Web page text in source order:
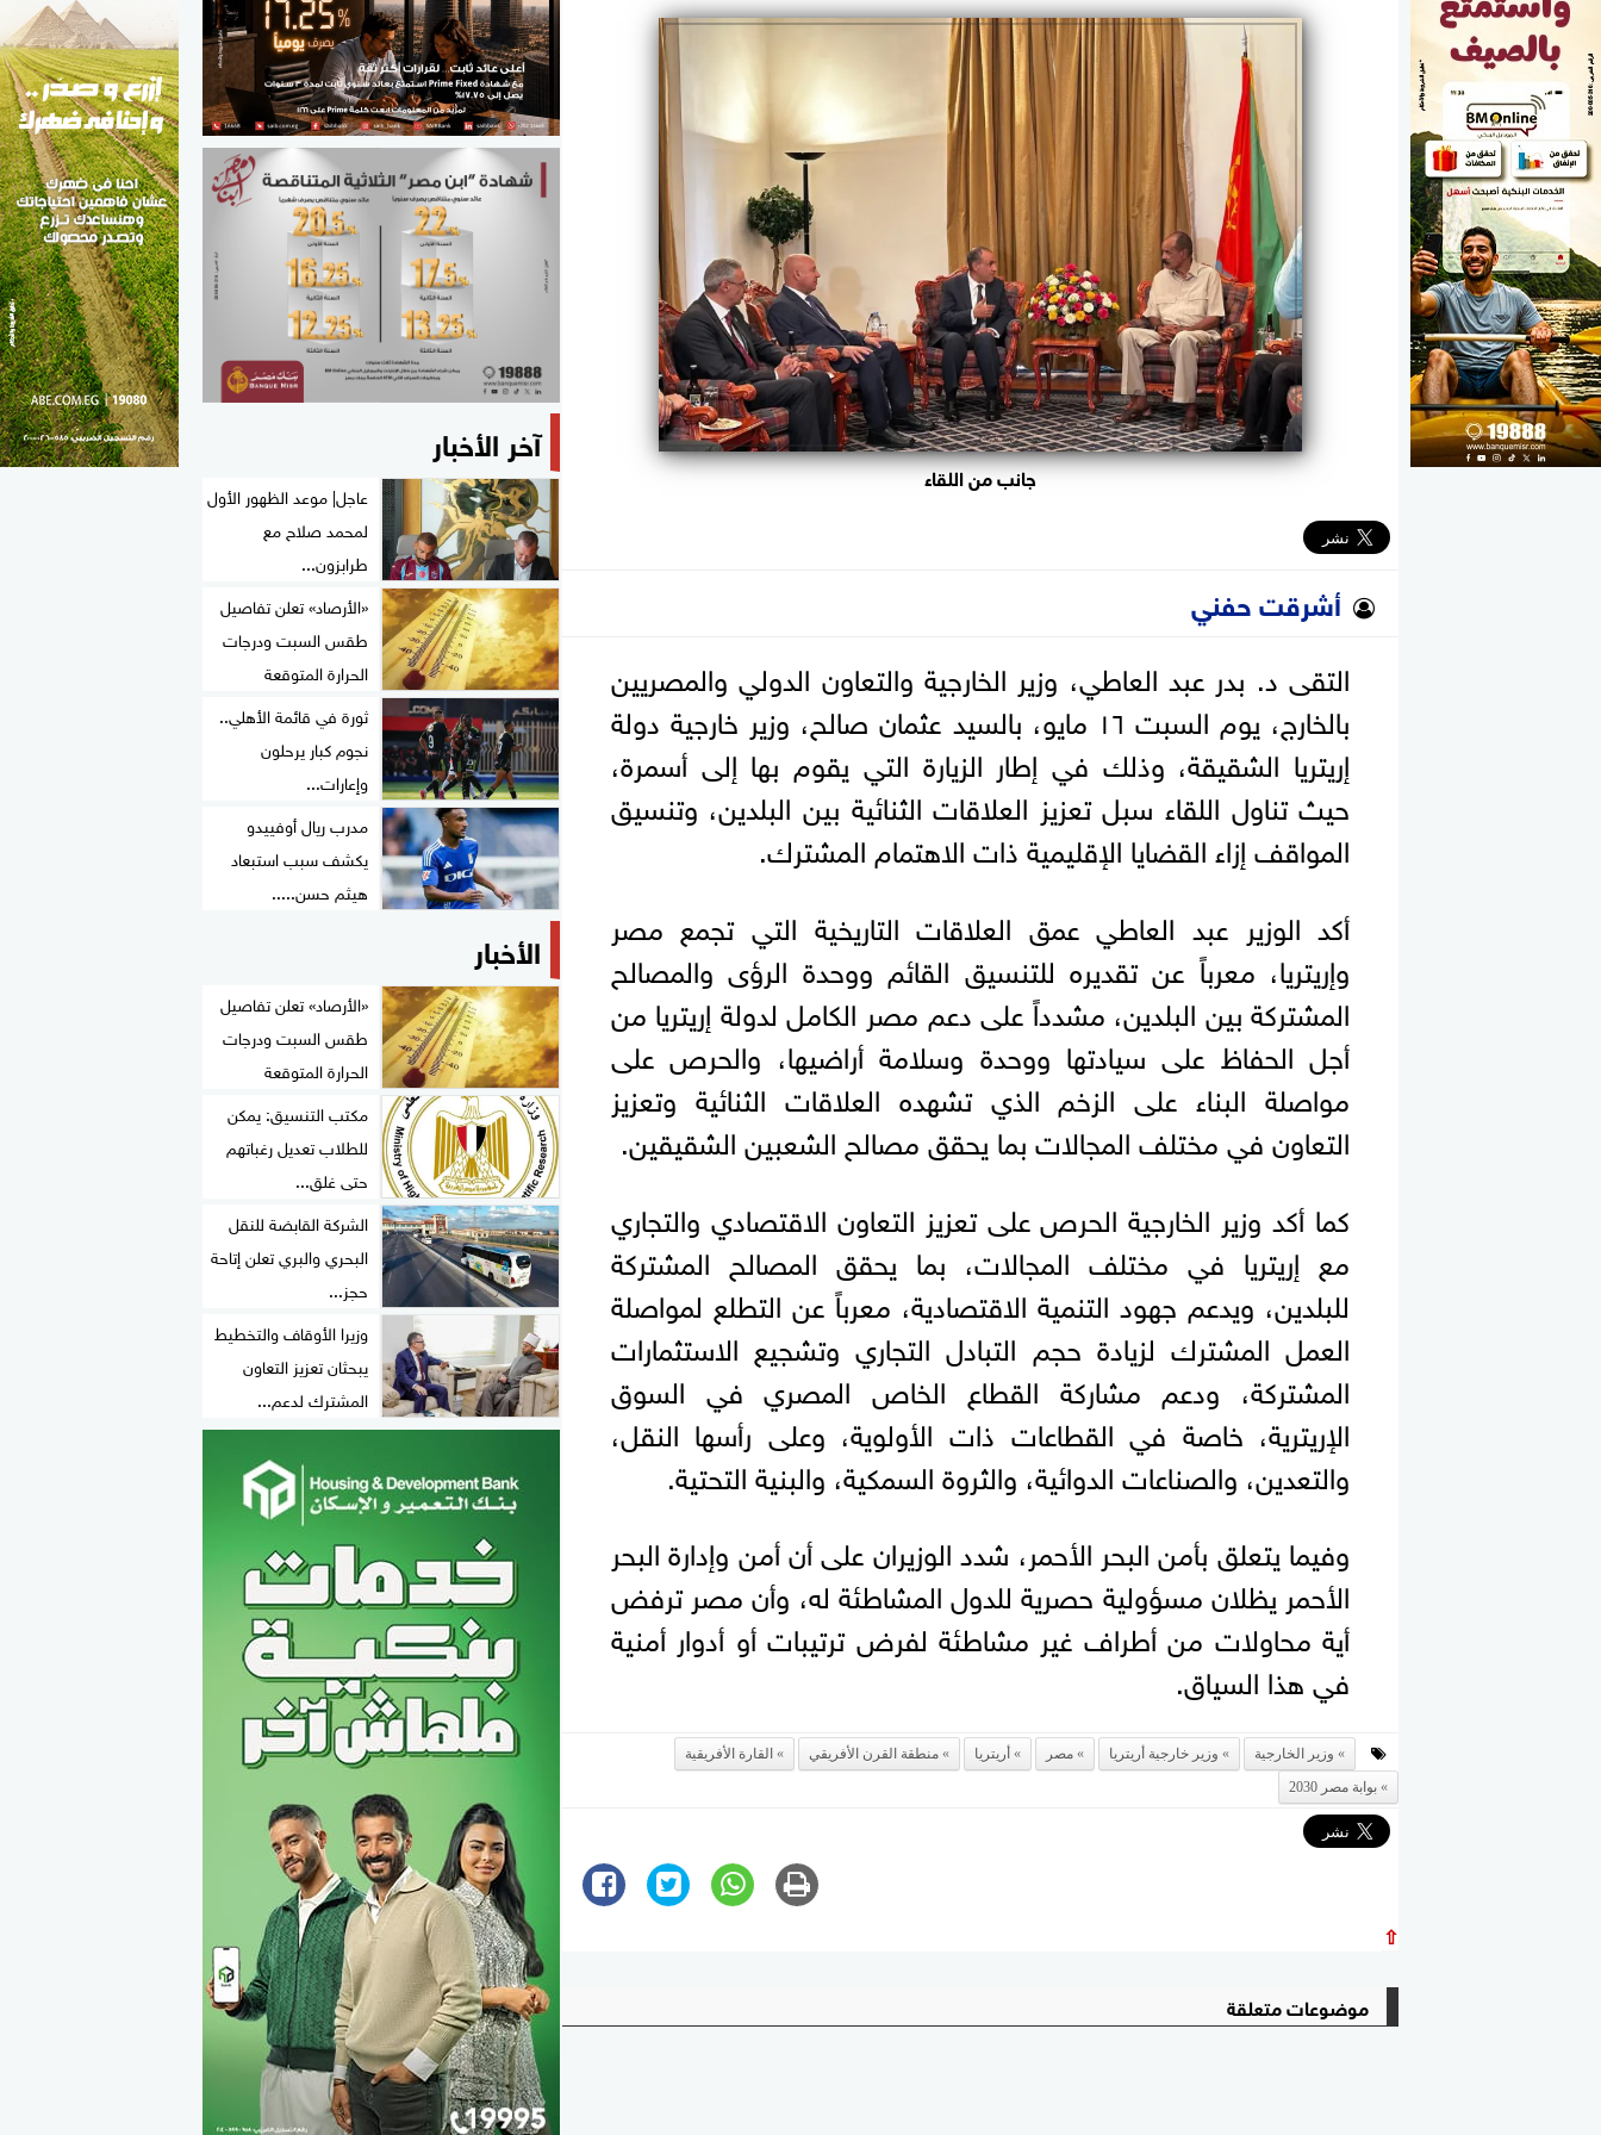
مواهب مصر
جانب من اللقاء
أشرقت حفني
التقى د. بدر عبد العاطي، وزير الخارجية والتعاون الدولي والمصريين
بالخارج، يوم السبت ١٦ مايو، بالسيد عثمان صالح، وزير خارجية دولة
إريتريا الشقيقة، وذلك في إطار الزيارة التي يقوم بها إلى أسمرة،
حيث تناول اللقاء سبل تعزيز العلاقات الثنائية بين البلدين، وتنسيق
المواقف إزاء القضايا الإقليمية ذات الاهتمام المشترك.
أكد الوزير عبد العاطي عمق العلاقات التاريخية التي تجمع مصر
وإريتريا، معرباً عن تقديره للتنسيق القائم ووحدة الرؤى والمصالح
المشتركة بين البلدين، مشدداً على دعم مصر الكامل لدولة إريتريا من
أجل الحفاظ على سيادتها ووحدة وسلامة أراضيها، والحرص على
مواصلة البناء على الزخم الذي تشهده العلاقات الثنائية وتعزيز
التعاون في مختلف المجالات بما يحقق مصالح الشعبين الشقيقين.
كما أكد وزير الخارجية الحرص على تعزيز التعاون الاقتصادي والتجاري
مع إريتريا في مختلف المجالات، بما يحقق المصالح المشتركة
للبلدين، ويدعم جهود التنمية الاقتصادية، معرباً عن التطلع لمواصلة
العمل المشترك لزيادة حجم التبادل التجاري وتشجيع الاستثمارات
المشتركة، ودعم مشاركة القطاع الخاص المصري في السوق
الإريترية، خاصة في القطاعات ذات الأولوية، وعلى رأسها النقل،
والتعدين، والصناعات الدوائية، والثروة السمكية، والبنية التحتية.
وفيما يتعلق بأمن البحر الأحمر، شدد الوزيران على أن أمن وإدارة البحر
الأحمر يظلان مسؤولية حصرية للدول المشاطئة له، وأن مصر ترفض
أية محاولات من أطراف غير مشاطئة لفرض ترتيبات أو أدوار أمنية
في هذا السياق.
وزير الخارجية وزير خارجية أريتريا مصر أريتريا منطقة القرن الأفريقي
القارة الأفريقية
بوابة مصر 2030
⇧
موضوعات متعلقة
آخر الأخبار
عاجل| موعد الظهور الأول
لمحمد صلاح مع
طرابزون...
«الأرصاد» تعلن تفاصيل
طقس السبت ودرجات
الحرارة المتوقعة
ثورة في قائمة الأهلي..
نجوم كبار يرحلون
وإعارات...
مدرب ريال أوفييدو
يكشف سبب استبعاد
هيثم حسن.....
الأخبار
«الأرصاد» تعلن تفاصيل
طقس السبت ودرجات
الحرارة المتوقعة
مكتب التنسيق: يمكن
للطلاب تعديل رغباتهم
حتى غلق...
الشركة القابضة للنقل
البحري والبري تعلن إتاحة
حجز...
وزيرا الأوقاف والتخطيط
يبحثان تعزيز التعاون
المشترك لدعم...